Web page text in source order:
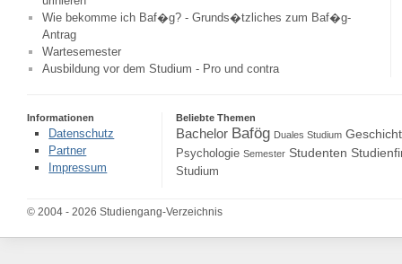
Wie bekomme ich Baf�g? - Grunds�tzliches zum Baf�g-
Antrag
Wartesemester
Ausbildung vor dem Studium - Pro und contra
Informationen
Datenschutz
Partner
Impressum
Beliebte Themen
Bachelor Bafög Duales Studium
Psychologie Semester Studenten
Studium
© 2004 - 2026 Studiengang-Verzeichnis